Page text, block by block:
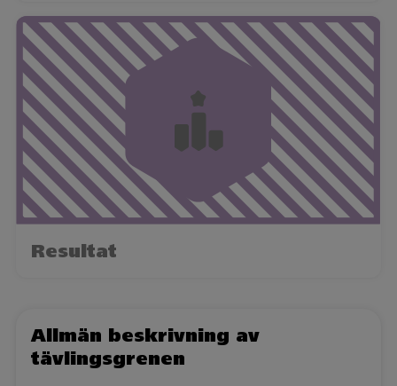
Resultat
Allmän beskrivning av
tävlingsgrenen